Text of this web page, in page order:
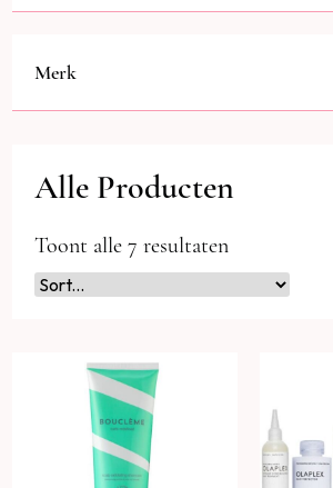
Merk
Alle Producten
Toont alle 7 resultaten